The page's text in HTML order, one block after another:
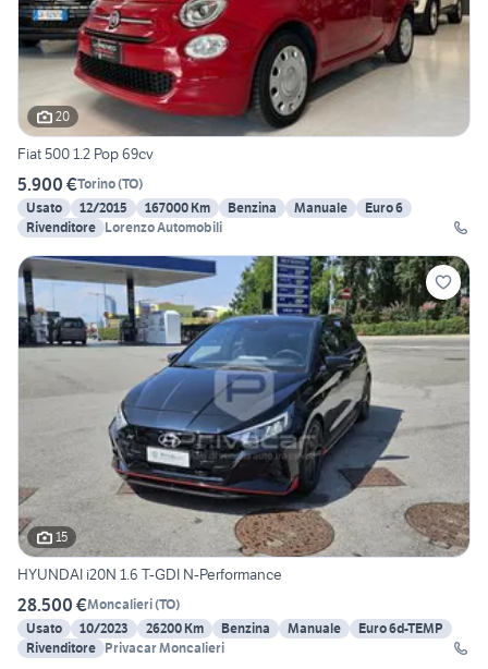
20
Fiat 500 1.2 Pop 69cv
5.900 €Torino(TO)
Usato
12/2015 167000 Km Benzina Manuale
Euro 6
Rivenditore Lorenzo Automobili
15
HYUNDAI i20N 1.6 T-GDI N-Performance
28.500 €Moncalieri(TO)
Usato
10/2023 26200 Km Benzina Manuale
Euro 6d-TEMP
Rivenditore Privacar Moncalieri